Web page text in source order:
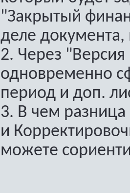
"Закрытый
деле документа,
2. Через
одновременно
период и доп.
3. В чем
и
можете